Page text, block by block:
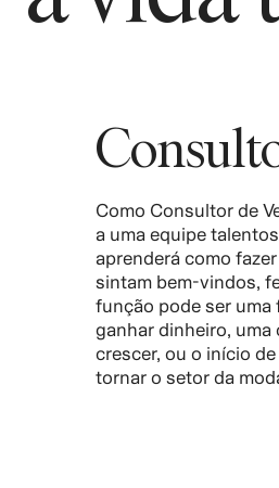
Como Consultor de
a uma equipe
aprenderá como
sintam bem-vindos,
função pode ser uma
ganhar dinheiro,
crescer, ou o início
tornar o setor da